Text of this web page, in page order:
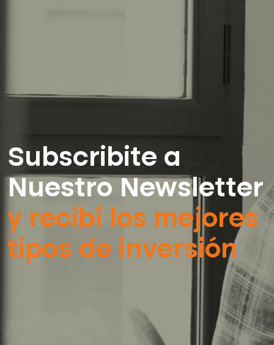
Subscribite a
Nuestro Newsletter
y recibí los mejores
tipos de inversión